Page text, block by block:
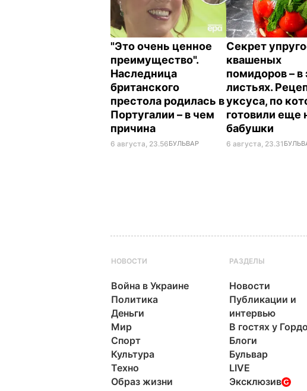
"Это очень ценное
преимущество".
Наследница
британского
престола родилась в
Португалии – в чем
причина
6 августа, 23.56БУЛЬВАР
Секрет
квашеных
помидоров – в
листьях.
уксуса, по
готовили еще
бабушки
6 августа, 23.31
НОВОСТИ
Война в Украине
Политика
Деньги
Мир
Спорт
Культура
Техно
Образ жизни
РАЗДЕЛЫ
Новости
Публикации и
интервью
В гостях у
Блоги
Бульвар
LIVE
Эксклюзив